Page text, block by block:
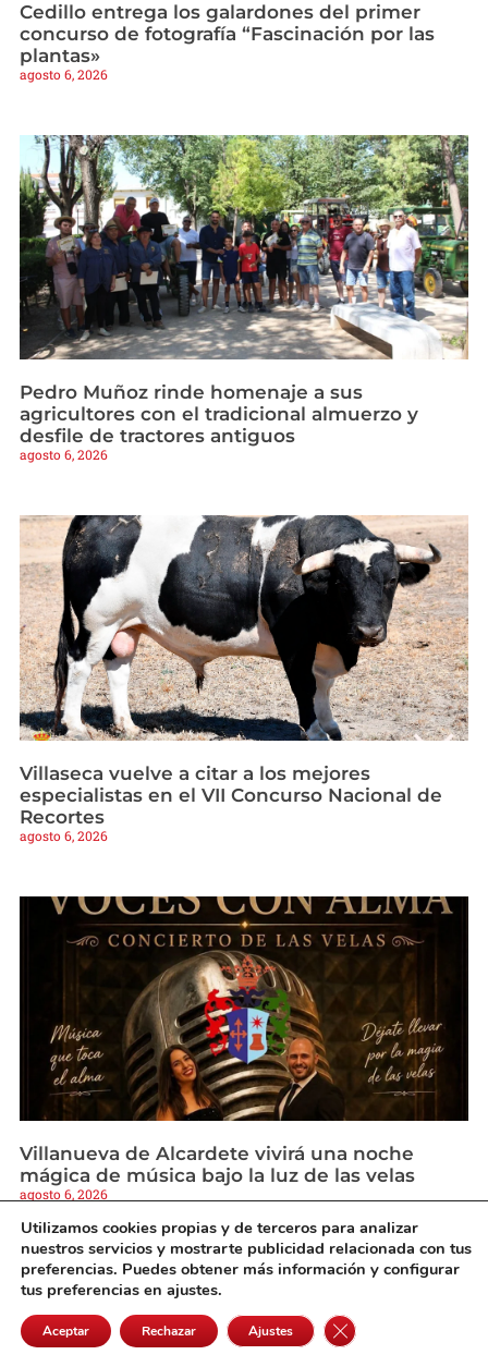
Cedillo entrega los galardones del primer
concurso de fotografía “Fascinación por las
plantas»
agosto 6, 2026
Pedro Muñoz rinde homenaje a sus
agricultores con el tradicional almuerzo y
desfile de tractores antiguos
agosto 6, 2026
Villaseca vuelve a citar a los mejores
especialistas en el VII Concurso Nacional de
Recortes
agosto 6, 2026
Villanueva de Alcardete vivirá una noche
mágica de música bajo la luz de las velas
agosto 6, 2026
Utilizamos cookies propias y de terceros para analizar
nuestros servicios y mostrarte publicidad relacionada con tus
preferencias. Puedes obtener más información y configurar
tus preferencias en ajustes.
Aceptar Rechazar Ajustes Cerrar el banner de